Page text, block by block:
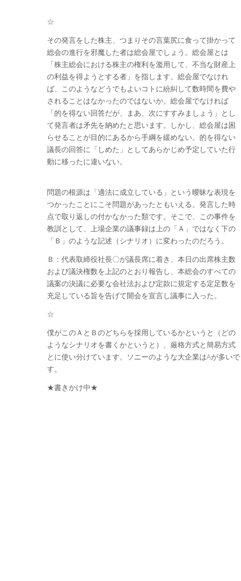
☆
その発言をした株主、つまりその言葉尻に食って掛かって
総会の進行を邪魔した者は総会屋でしょう。総会屋とは
「株主総会における株主の権利を濫用して、不当な財産上
の利益を得ようとする者」を指します。総会屋でなけれ
ば、このようなどうでもよいコトに紛糾して数時間を費や
されることはなかったのではないか。総会屋でなければ
「的を得ない回答だが、まあ、次にすすみましょう」とし
て発言者は矛先を納めたと思います。しかし、総会屋は困
らせることが目的にあるから手綱を緩めない。的を得ない
議長の回答に「しめた」としてあらかじめ予定していた行
動に移ったに違いない。
問題の根源は「適法に成立している」という曖昧な表現を
つかったことにこそ問題があったともいえる。発言した時
点で取り返しの付かなかった類です。そこで、この事件を
教訓として、上場企業の議事録は上の「Ａ」ではなく下の
「Ｂ」のような記述（シナリオ）に変わったのだろう。
Ｂ：代表取締役社長〇が議長席に着き、本日の出席株主数
および議決権数を上記のとおり報告し、本総会のすべての
議案の決議に必要な会社法および定款に規定する定足数を
充足している旨を告げて開会を宣言し議事に入った。
☆
僕がこのＡとＢのどちらを採用しているかというと（どの
ようなシナリオを書くかというと）、厳格方式と簡易方式
とに使い分けています。ソニーのような大企業はAが多いで
す。
★書きかけ中★